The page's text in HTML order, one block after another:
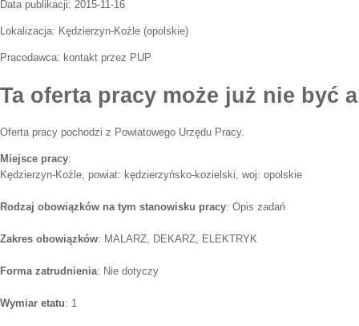
Data publikacji: 2015-11-16
Lokalizacja: Kędzierzyn-Koźle (opolskie)
Pracodawca: kontakt przez PUP
Ta oferta pracy może już nie być
Oferta pracy pochodzi z Powiatowego Urzędu Pracy.
Miejsce pracy:
Kędzierzyn-Koźle, powiat: kędzierzyńsko-kozielski, woj: opolskie
Rodzaj obowiązków na tym stanowisku pracy: Opis zadań
Zakres obowiązków: MALARZ, DEKARZ, ELEKTRYK
Forma zatrudnienia: Nie dotyczy
Wymiar etatu: 1